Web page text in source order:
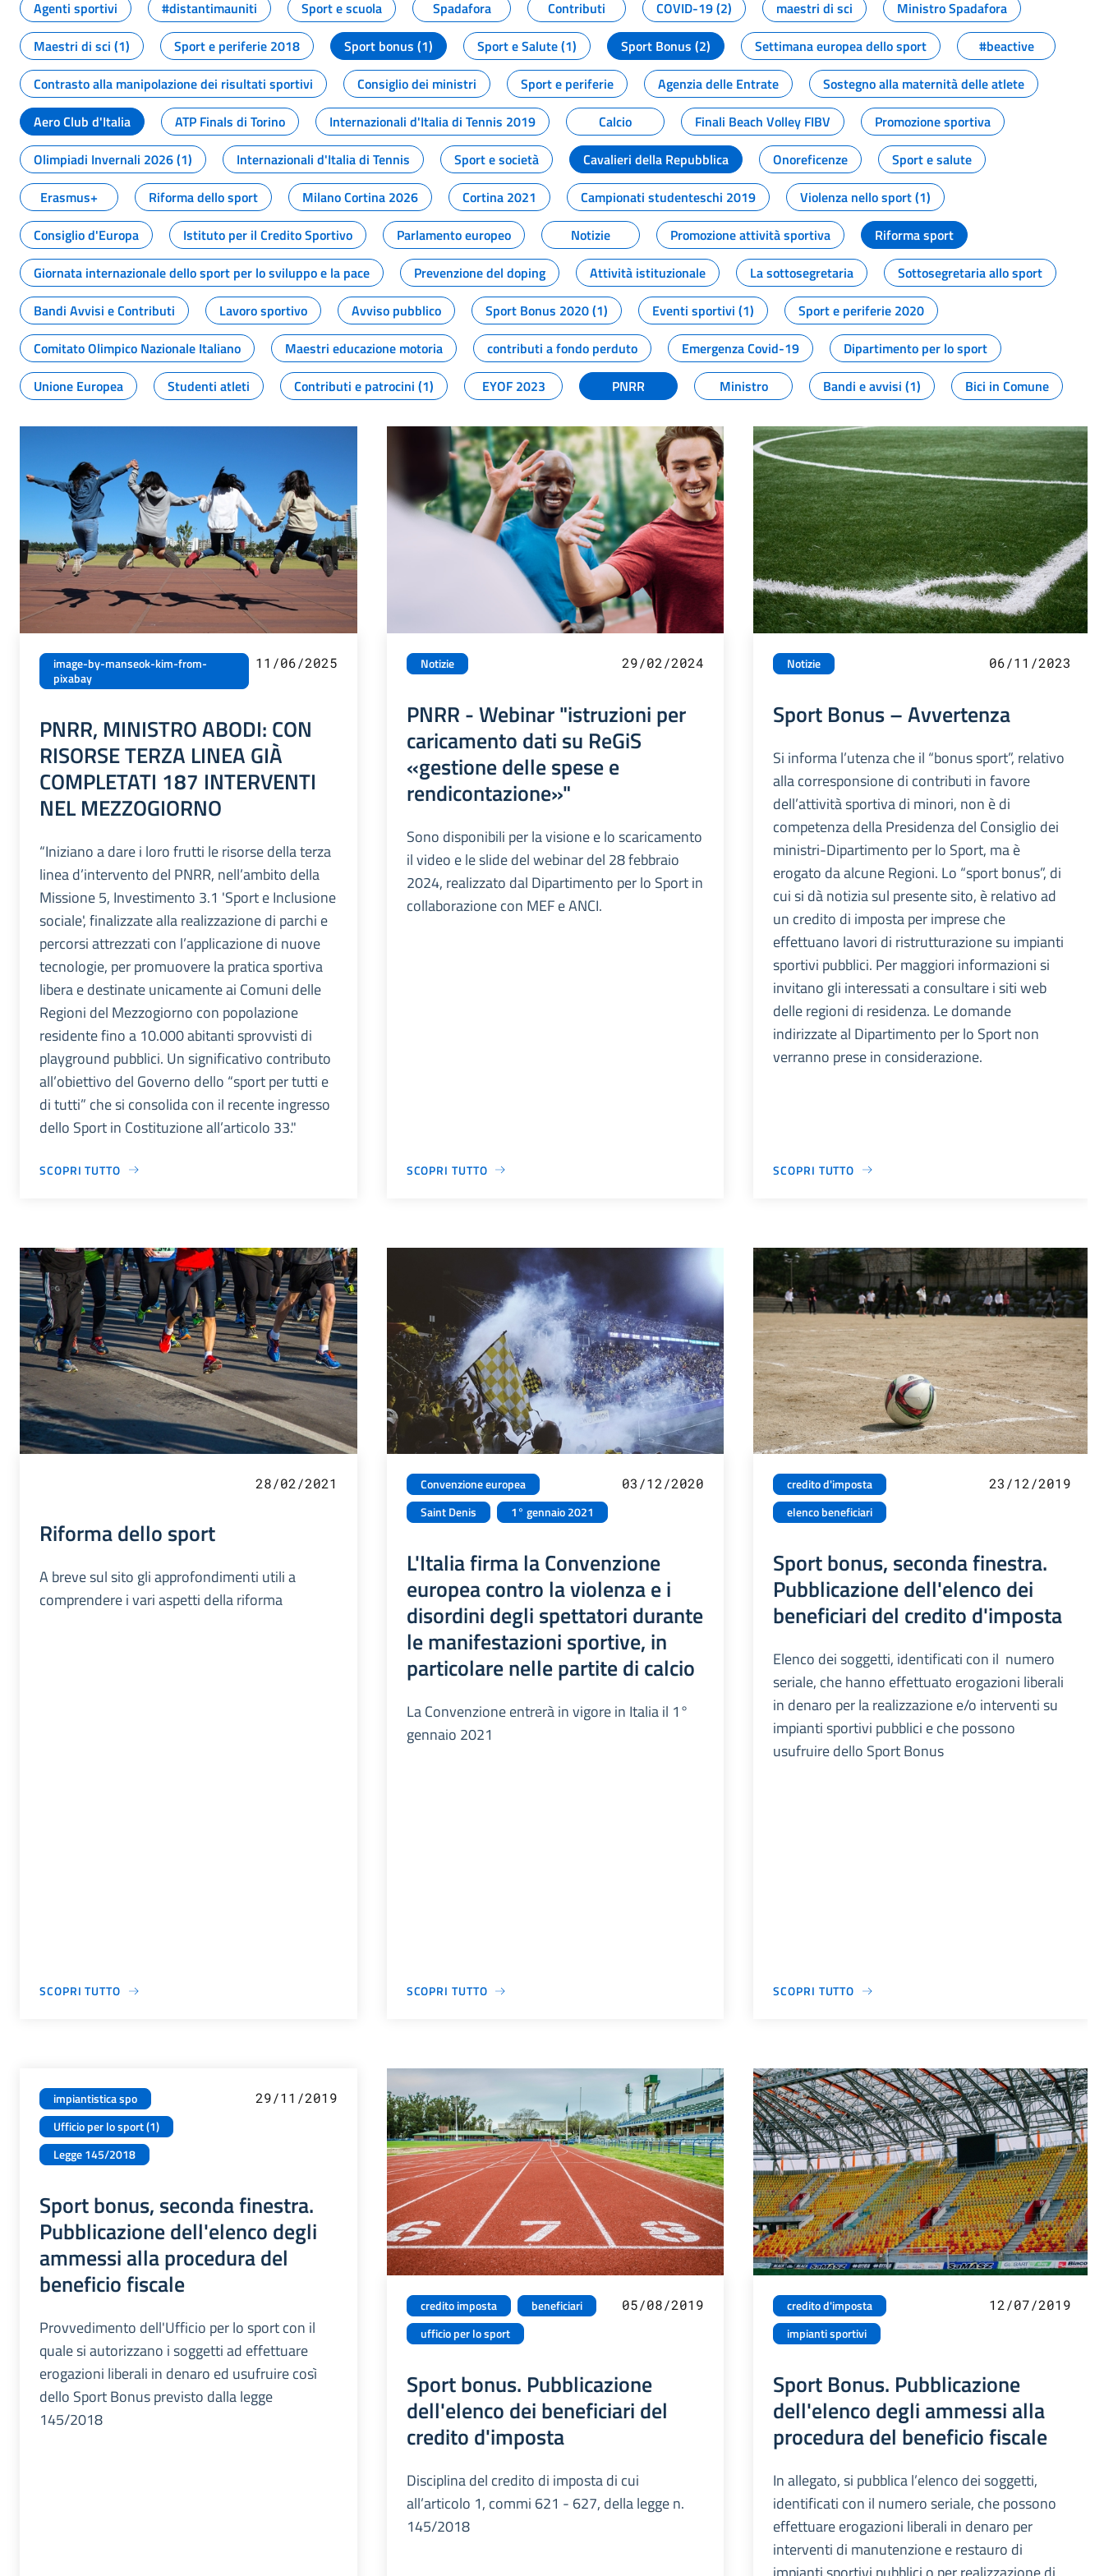
Agenti sportivi
#distantimauniti Sport e scuola Spadafora Contributi COVID-19 (2) maestri di sci
Ministro Spadafora
Maestri di sci (1)
Sport e periferie 2018 Sport bonus (1) Sport e Salute (1) Sport Bonus (2) Settimana europea dello sport
#beactive
Contrasto alla manipolazione dei risultati sportivi
Consiglio dei ministri Sport e periferie Agenzia delle Entrate
Sostegno alla maternità delle atlete
Aero Club d'Italia
ATP Finals di Torino Internazionali d'Italia di Tennis 2019 Calcio Finali Beach Volley FIBV
Promozione sportiva
Olimpiadi Invernali 2026 (1)
Internazionali d'Italia di Tennis Sport e società Cavalieri della Repubblica Onoreficenze
Sport e salute
Erasmus+
Riforma dello sport Milano Cortina 2026 Cortina 2021 Campionati studenteschi 2019
Violenza nello sport (1)
Consiglio d'Europa
Istituto per il Credito Sportivo Parlamento europeo Notizie Promozione attività sportiva
Riforma sport
Giornata internazionale dello sport per lo sviluppo e la pace
Prevenzione del doping Attività istituzionale La sottosegretaria
Sottosegretaria allo sport
Bandi Avvisi e Contributi
Lavoro sportivo Avviso pubblico Sport Bonus 2020 (1) Eventi sportivi (1)
Sport e periferie 2020
Comitato Olimpico Nazionale Italiano
Maestri educazione motoria contributi a fondo perduto Emergenza Covid-19
Dipartimento per lo sport
Unione Europea
Studenti atleti Contributi e patrocini (1) EYOF 2023 PNRR Ministro Bandi e avvisi (1) Bici in Comune
image-by-manseok-kim-from-
pixabay
11/06/2025
PNRR, MINISTRO ABODI: CON
RISORSE TERZA LINEA GIÀ
COMPLETATI 187 INTERVENTI
NEL MEZZOGIORNO
“Iniziano a dare i loro frutti le risorse della terza
linea d’intervento del PNRR, nell’ambito della
Missione 5, Investimento 3.1 'Sport e Inclusione
sociale', finalizzate alla realizzazione di parchi e
percorsi attrezzati con l’applicazione di nuove
tecnologie, per promuovere la pratica sportiva
libera e destinate unicamente ai Comuni delle
Regioni del Mezzogiorno con popolazione
residente fino a 10.000 abitanti sprovvisti di
playground pubblici. Un significativo contributo
all’obiettivo del Governo dello “sport per tutti e
di tutti” che si consolida con il recente ingresso
dello Sport in Costituzione all’articolo 33."
SCOPRI TUTTO
Notizie 29/02/2024
PNRR - Webinar "istruzioni per
caricamento dati su ReGiS
«gestione delle spese e
rendicontazione»"
Sono disponibili per la visione e lo scaricamento
il video e le slide del webinar del 28 febbraio
2024, realizzato dal Dipartimento per lo Sport in
collaborazione con MEF e ANCI.
SCOPRI TUTTO
Notizie 06/11/2023
Sport Bonus – Avvertenza
Si informa l’utenza che il “bonus sport”, relativo
alla corresponsione di contributi in favore
dell’attività sportiva di minori, non è di
competenza della Presidenza del Consiglio dei
ministri-Dipartimento per lo Sport, ma è
erogato da alcune Regioni. Lo “sport bonus”, di
cui si dà notizia sul presente sito, è relativo ad
un credito di imposta per imprese che
effettuano lavori di ristrutturazione su impianti
sportivi pubblici. Per maggiori informazioni si
invitano gli interessati a consultare i siti web
delle regioni di residenza. Le domande
indirizzate al Dipartimento per lo Sport non
verranno prese in considerazione.
SCOPRI TUTTO
28/02/2021
Riforma dello sport
A breve sul sito gli approfondimenti utili a
comprendere i vari aspetti della riforma
SCOPRI TUTTO
Convenzione europea
Saint Denis
1° gennaio 2021
03/12/2020
L'Italia firma la Convenzione
europea contro la violenza e i
disordini degli spettatori durante
le manifestazioni sportive, in
particolare nelle partite di calcio
La Convenzione entrerà in vigore in Italia il 1°
gennaio 2021
SCOPRI TUTTO
credito d'imposta
elenco beneficiari
23/12/2019
Sport bonus, seconda finestra.
Pubblicazione dell'elenco dei
beneficiari del credito d'imposta
Elenco dei soggetti, identificati con il numero
seriale, che hanno effettuato erogazioni liberali
in denaro per la realizzazione e/o interventi su
impianti sportivi pubblici e che possono
usufruire dello Sport Bonus
SCOPRI TUTTO
impiantistica spo
Ufficio per lo sport (1)
Legge 145/2018
29/11/2019
Sport bonus, seconda finestra.
Pubblicazione dell'elenco degli
ammessi alla procedura del
beneficio fiscale
Provvedimento dell'Ufficio per lo sport con il
quale si autorizzano i soggetti ad effettuare
erogazioni liberali in denaro ed usufruire così
dello Sport Bonus previsto dalla legge
145/2018
credito imposta
beneficiari
ufficio per lo sport
05/08/2019
Sport bonus. Pubblicazione
dell'elenco dei beneficiari del
credito d'imposta
Disciplina del credito di imposta di cui
all’articolo 1, commi 621 - 627, della legge n.
145/2018
credito d'imposta
impianti sportivi
12/07/2019
Sport Bonus. Pubblicazione
dell'elenco degli ammessi alla
procedura del beneficio fiscale
In allegato, si pubblica l’elenco dei soggetti,
identificati con il numero seriale, che possono
effettuare erogazioni liberali in denaro per
interventi di manutenzione e restauro di